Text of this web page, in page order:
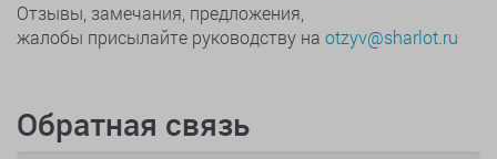
Отзывы, замечания, предложения,
жалобы присылайте руководству на otzyv@sharlot.ru
Обратная связь